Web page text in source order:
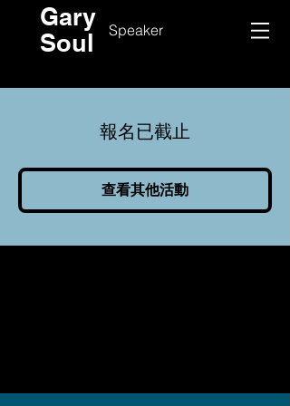
Gary
Soul
Speaker
報名已截止
查看其他活動